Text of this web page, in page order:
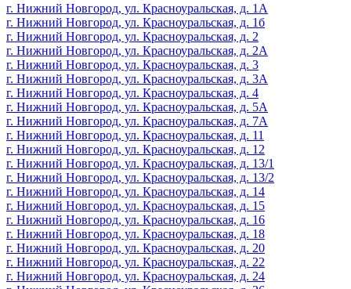
г. Нижний Новгород, ул. Красноуральская, д. 1А
г. Нижний Новгород, ул. Красноуральская, д. 1б
г. Нижний Новгород, ул. Красноуральская, д. 2
г. Нижний Новгород, ул. Красноуральская, д. 2А
г. Нижний Новгород, ул. Красноуральская, д. 3
г. Нижний Новгород, ул. Красноуральская, д. 3А
г. Нижний Новгород, ул. Красноуральская, д. 4
г. Нижний Новгород, ул. Красноуральская, д. 5А
г. Нижний Новгород, ул. Красноуральская, д. 7А
г. Нижний Новгород, ул. Красноуральская, д. 11
г. Нижний Новгород, ул. Красноуральская, д. 12
г. Нижний Новгород, ул. Красноуральская, д. 13/1
г. Нижний Новгород, ул. Красноуральская, д. 13/2
г. Нижний Новгород, ул. Красноуральская, д. 14
г. Нижний Новгород, ул. Красноуральская, д. 15
г. Нижний Новгород, ул. Красноуральская, д. 16
г. Нижний Новгород, ул. Красноуральская, д. 18
г. Нижний Новгород, ул. Красноуральская, д. 20
г. Нижний Новгород, ул. Красноуральская, д. 22
г. Нижний Новгород, ул. Красноуральская, д. 24